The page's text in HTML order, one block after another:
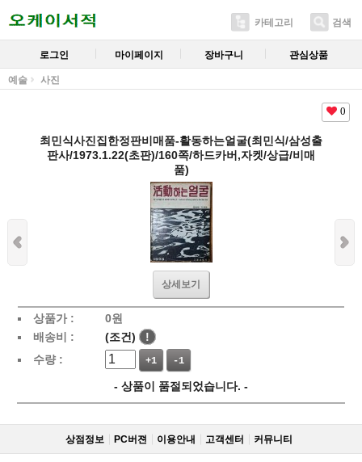
카테고리 검색
로그인 마이페이지 장바구니 관심상품
예술 사진
0
최민식사진집한정판비매품-활동하는얼굴(최민식/삼성출
판사/1973.1.22(초판)/160쪽/하드카버,자켓/상급/비매
품)
상세보기
상품가 : 0원
배송비 :
(조건)
!
수량 :
+1 -1
- 상품이 품절되었습니다. -
상점정보 PC버젼 이용안내 고객센터 커뮤니티